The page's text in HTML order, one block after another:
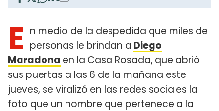
E n medio de la despedida que miles de
personas le brindan a Diego
Maradona en la Casa Rosada, que abrió
sus puertas a las 6 de la mañana este
jueves, se viralizó en las redes sociales la
foto que un hombre que pertenece a la